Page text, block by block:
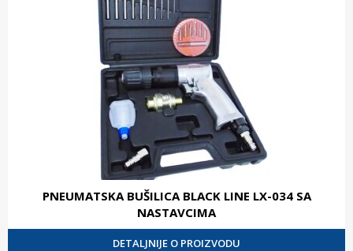
PNEUMATSKA BUŠILICA BLACK LINE LX-034 SA
NASTAVCIMA
DETALJNIJE O PROIZVODU